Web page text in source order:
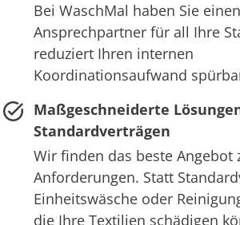
Bei WaschMal haben Sie
Ansprechpartner für all Ihre
reduziert Ihren internen
Koordinationsaufwand
Maßgeschneiderte
Standardverträgen
Wir finden das beste Angebot
Anforderungen. Statt
Einheitswäsche oder
die Ihre Textilien schädigen